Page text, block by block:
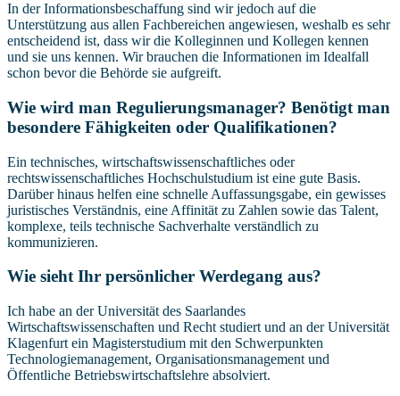
In der Informationsbeschaffung sind wir jedoch auf die
Unterstützung aus allen Fachbereichen angewiesen, weshalb es sehr
entscheidend ist, dass wir die Kolleginnen und Kollegen kennen
und sie uns kennen. Wir brauchen die Informationen im Idealfall
schon bevor die Behörde sie aufgreift.
Wie wird man Regulierungsmanager? Benötigt man
besondere Fähigkeiten oder Qualifikationen?
Ein technisches, wirtschaftswissenschaftliches oder
rechtswissenschaftliches Hochschulstudium ist eine gute Basis.
Darüber hinaus helfen eine schnelle Auffassungsgabe, ein gewisses
juristisches Verständnis, eine Affinität zu Zahlen sowie das Talent,
komplexe, teils technische Sachverhalte verständlich zu
kommunizieren.
Wie sieht Ihr persönlicher Werdegang aus?
Ich habe an der Universität des Saarlandes
Wirtschaftswissenschaften und Recht studiert und an der Universität
Klagenfurt ein Magisterstudium mit den Schwerpunkten
Technologiemanagement, Organisationsmanagement und
Öffentliche Betriebswirtschaftslehre absolviert.